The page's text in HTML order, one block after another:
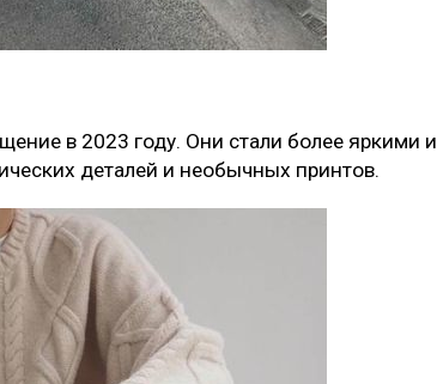
в 2023 году. Они стали более яркими и
деталей и необычных принтов.